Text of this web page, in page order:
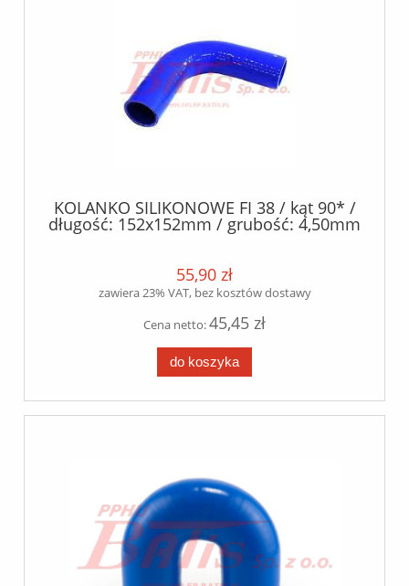
KOLANKO SILIKONOWE FI 38 / kąt 90* /
długość: 152x152mm / grubość: 4,50mm
/- 0.5mm / silikon poliester /
55,90 zł
zawiera 23% VAT, bez kosztów dostawy
Cena netto:45,45 zł
do koszyka